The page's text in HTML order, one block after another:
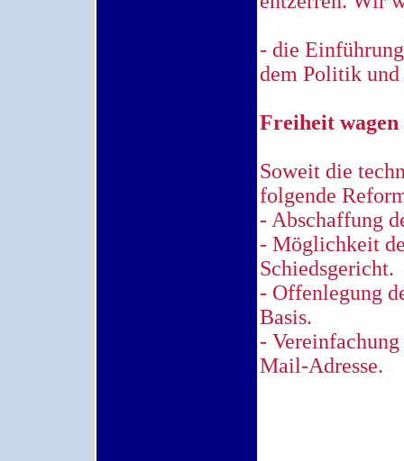
- die
dem Politik
Freiheit wagen
Soweit die
folgende
- Abschaffung
- Möglichkeit
Schiedsgericht.
- Offenlegung
Basis.
-
Mail-Adresse.